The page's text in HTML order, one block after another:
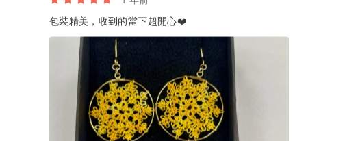
包裝精美，收到的當下超開心❤️